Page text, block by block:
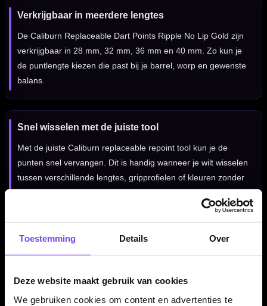
Toestemming Details Over
Deze website maakt gebruik van cookies
We gebruiken cookies om content en advertenties te
Verkrijgbaar in meerdere lengtes
De Caliburn Replaceable Dart Points Ripple No Lip Gold zijn
verkrijgbaar in 28 mm, 32 mm, 36 mm en 40 mm. Zo kun je
de puntlengte kiezen die past bij je barrel, worp en gewenste
balans.
Snel wisselen met de juiste tool
Met de juiste Caliburn replaceable repoint tool kun je de
punten snel vervangen. Dit is handig wanneer je wilt wisselen
tussen verschillende lengtes, gripprofielen of kleuren zonder
steeds een traditionele repoint tool te gebruiken.
Voor steel tip darts en sisal dartborden